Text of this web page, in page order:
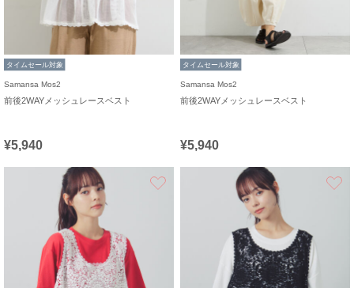
タイムセール対象
Samansa Mos2
前後2WAYメッシュレースベスト
¥5,940
タイムセール対象
Samansa Mos2
前後2WAYメッシュレースベスト
¥5,940